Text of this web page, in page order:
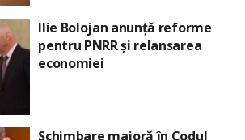
Ilie Bolojan anunță reforme
pentru PNRR și relansarea
economiei
Schimbare majoră în Codul